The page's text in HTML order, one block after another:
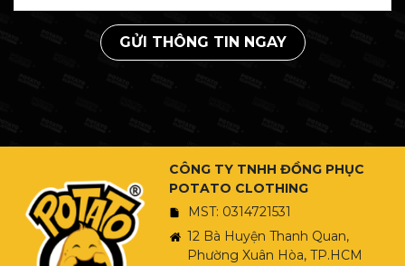
GỬI THÔNG TIN NGAY
CÔNG TY TNHH ĐỒNG PHỤC
POTATO CLOTHING
MST: 0314721531
12 Bà Huyện Thanh Quan,
Phường Xuân Hòa, TP.HCM